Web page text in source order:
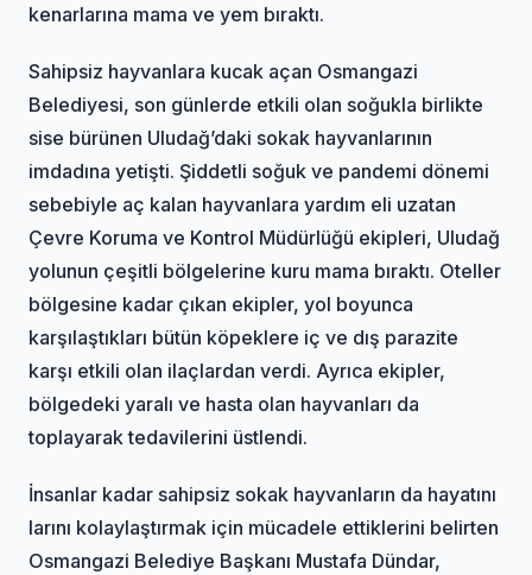
kenarlarına mama ve yem bıraktı.
Sahipsiz hayvanlara kucak açan Osmangazi
Belediyesi, son günlerde etkili olan soğukla birlikte
sise bürünen Uludağ’daki sokak hayvanlarının
imdadına yetişti. Şiddetli soğuk ve pandemi dönemi
sebebiyle aç kalan hayvanlara yardım eli uzatan
Çevre Koruma ve Kontrol Müdürlüğü ekipleri, Uludağ
yolunun çeşitli bölgelerine kuru mama bıraktı. Oteller
bölgesine kadar çıkan ekipler, yol boyunca
karşılaştıkları bütün köpeklere iç ve dış parazite
karşı etkili olan ilaçlardan verdi. Ayrıca ekipler,
bölgedeki yaralı ve hasta olan hayvanları da
toplayarak tedavilerini üstlendi.
İnsanlar kadar sahipsiz sokak hayvanların da hayatını
larını kolaylaştırmak için mücadele ettiklerini belirten
Osmangazi Belediye Başkanı Mustafa Dündar,